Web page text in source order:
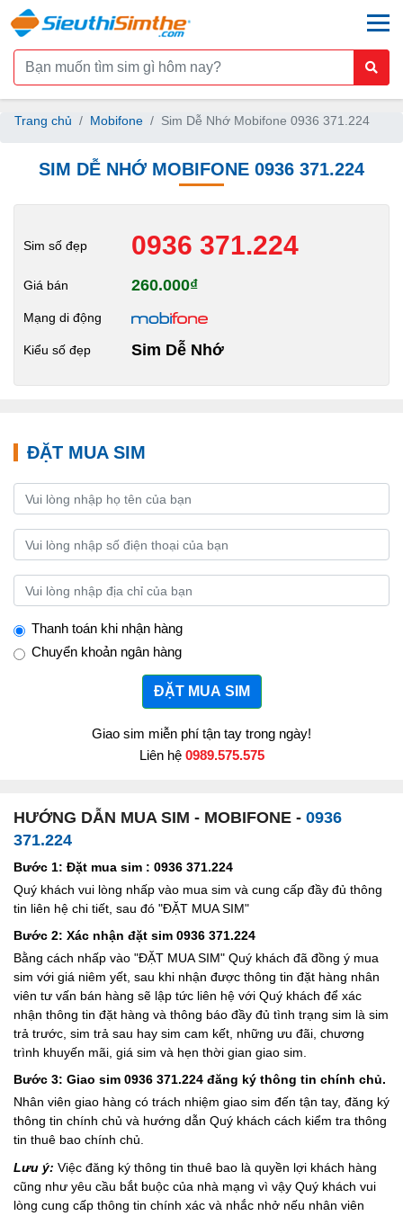
Trang chủ Mobifone Sim Dễ Nhớ Mobifone 0936 371.224
SIM DỄ NHỚ MOBIFONE 0936 371.224
Sim số đẹp 0936 371.224
Giá bán 260.000₫
Mạng di động
Kiểu số đẹp Sim Dễ Nhớ
ĐẶT MUA SIM
Thanh toán khi nhận hàng
Chuyển khoản ngân hàng
ĐẶT MUA SIM
Giao sim miễn phí tận tay trong ngày!
Liên hệ 0989.575.575
HƯỚNG DẪN MUA SIM - MOBIFONE - 0936
371.224
Bước 1: Đặt mua sim : 0936 371.224
Quý khách vui lòng nhấp vào mua sim và cung cấp đầy đủ thông
tin liên hệ chi tiết, sau đó "ĐẶT MUA SIM"
Bước 2: Xác nhận đặt sim 0936 371.224
Bằng cách nhấp vào "ĐẶT MUA SIM" Quý khách đã đồng ý mua
sim với giá niêm yết, sau khi nhận được thông tin đặt hàng nhân
viên tư vấn bán hàng sẽ lập tức liên hệ với Quý khách để xác
nhận thông tin đặt hàng và thông báo đầy đủ tình trạng sim là sim
trả trước, sim trả sau hay sim cam kết, những ưu đãi, chương
trình khuyến mãi, giá sim và hẹn thời gian giao sim.
Bước 3: Giao sim 0936 371.224 đăng ký thông tin chính chủ.
Nhân viên giao hàng có trách nhiệm giao sim đến tận tay, đăng ký
thông tin chính chủ và hướng dẫn Quý khách cách kiểm tra thông
tin thuê bao chính chủ.
Lưu ý: Việc đăng ký thông tin thuê bao là quyền lợi khách hàng
cũng như yêu cầu bắt buộc của nhà mạng vì vậy Quý khách vui
lòng cung cấp thông tin chính xác và nhắc nhở nếu nhân viên